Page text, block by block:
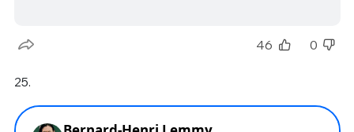
46 0
25.